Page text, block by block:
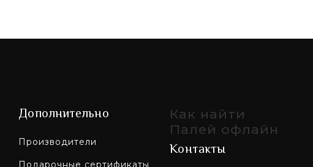
Дополнительно
Производители
Подарочные сертификаты
Как найти
Палей офлайн
Контакты